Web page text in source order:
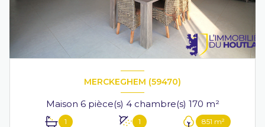
MERCKEGHEM (59470)
Maison 6 pièce(s) 4 chambre(s) 170 m²
1 1 851 m²